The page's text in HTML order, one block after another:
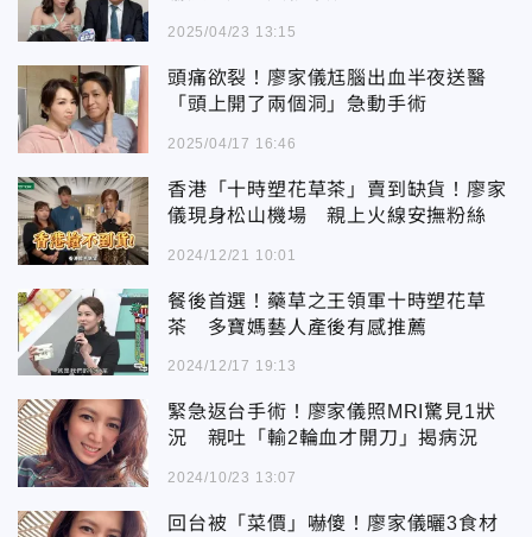
2025/04/23 13:15
頭痛欲裂！廖家儀尪腦出血半夜送醫
「頭上開了兩個洞」急動手術
2025/04/17 16:46
香港「十時塑花草茶」賣到缺貨！廖家
儀現身松山機場 親上火線安撫粉絲
2024/12/21 10:01
餐後首選！藥草之王領軍十時塑花草
茶 多寶媽藝人產後有感推薦
2024/12/17 19:13
緊急返台手術！廖家儀照MRI驚見1狀
況 親吐「輸2輪血才開刀」揭病況
2024/10/23 13:07
回台被「菜價」嚇傻！廖家儀曬3食材